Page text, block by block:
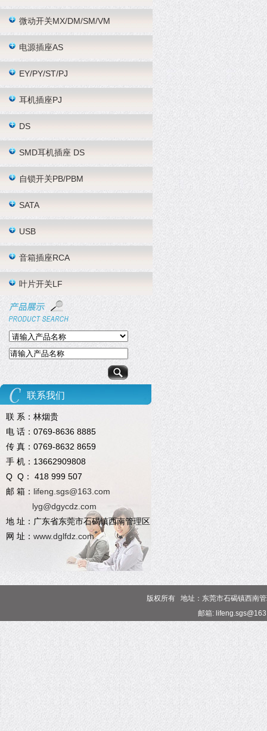
微动开关MX/DM/SM/VM
电源插座AS
EY/PY/ST/PJ
耳机插座PJ
DS
SMD耳机插座 DS
自锁开关PB/PBM
SATA
USB
音箱插座RCA
叶片开关LF
联系我们
联 系：林烟贵
电 话：0769-8636 8885
传 真：0769-8632 8659
手 机：13662909808
Q Q： 418 999 507
邮 箱： lifeng.sgs@163.com
lyg@dgycdz.com
地 址：广东省东莞市石碣镇西南管理区
网 址： www.dglfdz.com
版权所有 地址：东莞市石碣镇西南
邮箱: